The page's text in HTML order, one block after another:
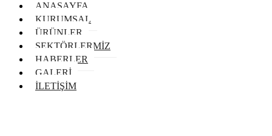
ANASAYFA
KURUMSAL
ÜRÜNLER
SEKTÖRLERMİZ
HABERLER
GALERİ
İLETİŞİM